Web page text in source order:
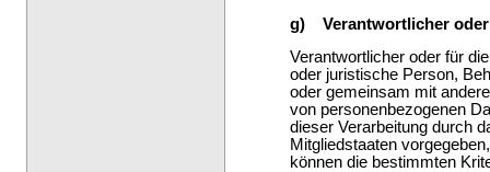
g) Verantwortlicher oder
Verantwortlicher oder für
oder juristische Person,
oder gemeinsam mit
von personenbezogenen
dieser Verarbeitung durch
Mitgliedstaaten
können die bestimmten